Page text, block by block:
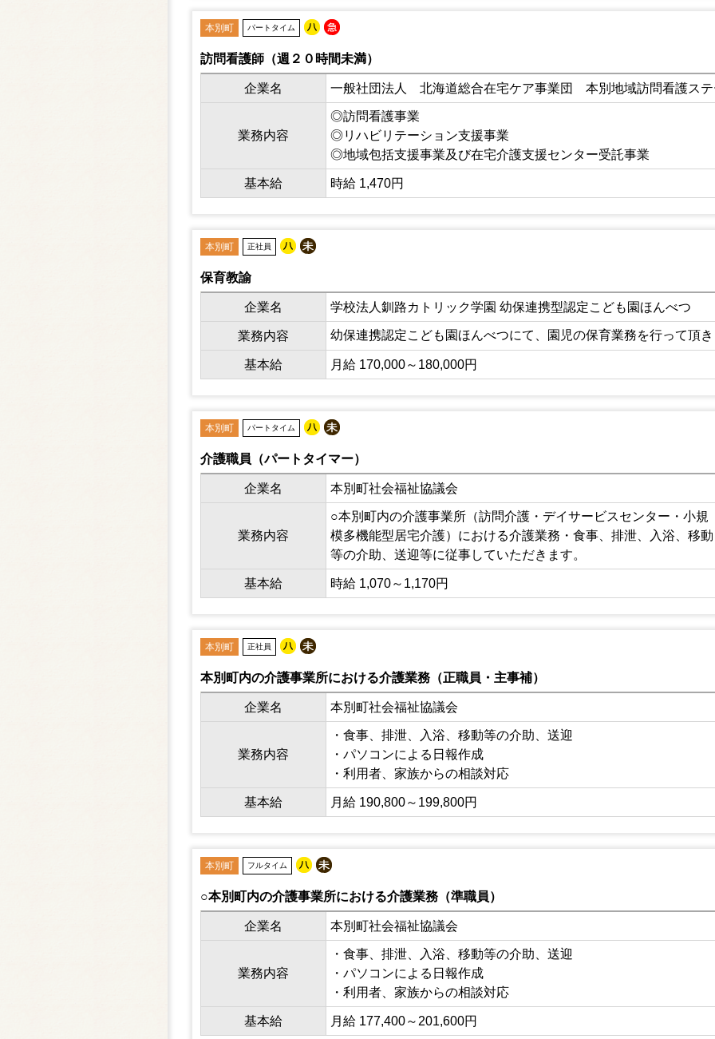
本別町 パートタイム
訪問看護師（週２０時間未満）
企業名 一般社団法人 北海道総合在宅ケア事業団 本別地域訪問看護ステ
業務内容
◎訪問看護事業
◎リハビリテーション支援事業
◎地域包括支援事業及び在宅介護支援センター受託事業
◎居宅介護支援事業
基本給 時給 1,470円
本別町 正社員
保育教諭
企業名 学校法人釧路カトリック学園 幼保連携型認定こども園ほんべつ
業務内容 幼保連携認定こども園ほんべつにて、園児の保育業務を行って頂
基本給 月給 170,000～180,000円
本別町 パートタイム
介護職員（パートタイマー）
企業名 本別町社会福祉協議会
業務内容
○本別町内の介護事業所（訪問介護・デイサービスセンター・小規
模多機能型居宅介護）における介護業務・食事、排泄、入浴、移動
等の介助、送迎等に従事していただきます。
基本給 時給 1,070～1,170円
本別町 正社員
本別町内の介護事業所における介護業務（正職員・主事補）
企業名 本別町社会福祉協議会
業務内容
・食事、排泄、入浴、移動等の介助、送迎
・パソコンによる日報作成
・利用者、家族からの相談対応
・ケアマネージャー、関係施設との連絡調整等
に従事していただきます。
基本給 月給 190,800～199,800円
本別町 フルタイム
○本別町内の介護事業所における介護業務（準職員）
企業名 本別町社会福祉協議会
業務内容
・食事、排泄、入浴、移動等の介助、送迎
・パソコンによる日報作成
・利用者、家族からの相談対応
・ケアマネージャー、関係施設との連絡調整等
に従事していただきます。
基本給 月給 177,400～201,600円